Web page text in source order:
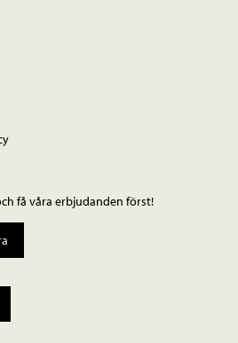
få våra erbjudanden först!